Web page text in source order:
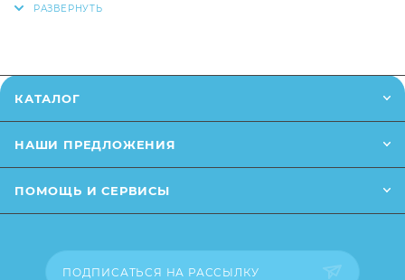
Заказанный товар может незначительно отличаться
сайте (например,оттенки цветов,незначительные
влияющие на основные потребительские свойства
заказа остаются без изменений.
КАТАЛОГ
НАШИ ПРЕДЛОЖЕНИЯ
ПОМОЩЬ И СЕРВИСЫ
ПОДПИСАТЬСЯ НА РАССЫЛКУ